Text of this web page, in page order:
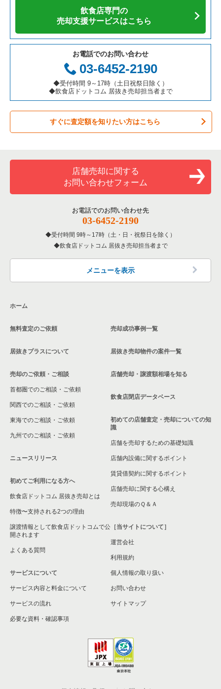
飲食店専門の
売却支援サービスはこちら
お電話でのお問い合わせ
03-6452-2190
◆受付時間 9～17時（土日祝祭日除く）
◆飲食店ドットコム 居抜き売却担当者まで
すぐに査定額を知りたい方はこちら
店舗売却に関する
お問い合わせフォーム
お電話でのお問い合わせ先
03-6452-2190
受付時間 9時～17時（土・日・祝祭日を除く）
飲食店ドットコム 居抜き売却担当者まで
メニューを表示
ホーム
無料査定のご依頼
居抜きプラスについて
売却のご依頼・ご相談
首都圏でのご相談・ご依頼
関西でのご相談・ご依頼
東海でのご相談・ご依頼
九州でのご相談・ご依頼
ニュースリリース
初めてご利用になる方へ
飲食店ドットコム 居抜き売却とは
特徴〜支持される2つの理由
譲渡情報として飲食店ドットコムで公
開されます
よくある質問
サービスについて
サービス内容と料金について
サービスの流れ
必要な資料・確認事項
売却成功事例一覧
居抜き売却物件の案件一覧
店舗売却・譲渡額相場を知る
飲食店閉店データベース
初めての店舗査定・売却についての知
識
店舗を売却するための基礎知識
店舗内設備に関するポイント
賃貸借契約に関するポイント
店舗売却に関する心構え
売却現場のＱ＆Ａ
［当サイトについて］
運営会社
利用規約
個人情報の取り扱い
お問い合わせ
サイトマップ